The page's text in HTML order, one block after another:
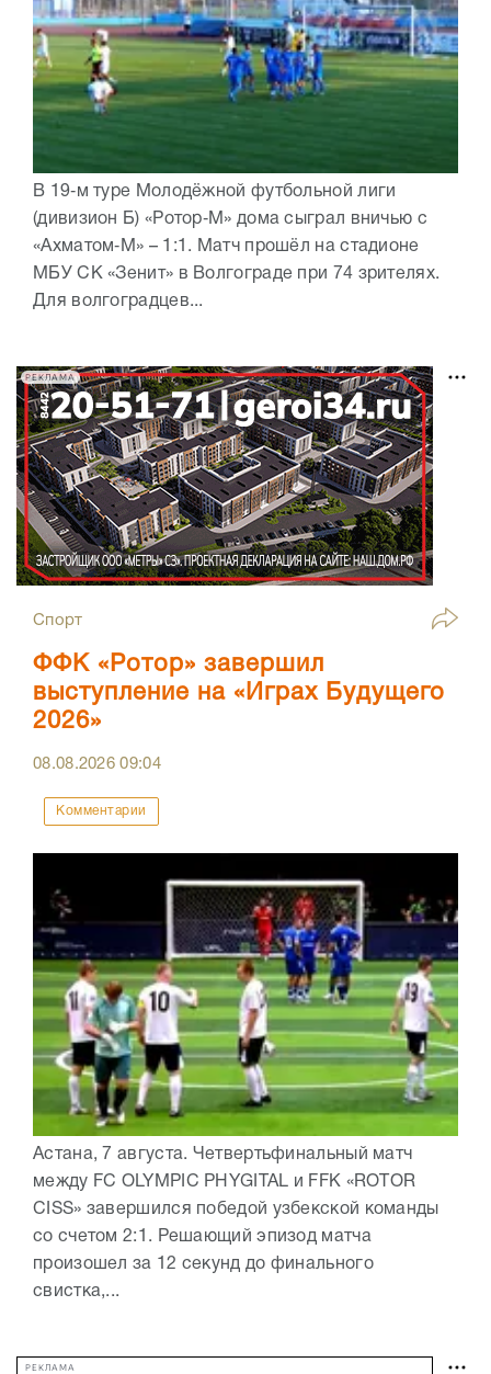
В 19‑м туре Молодёжной футбольной лиги
(дивизион Б) «Ротор‑М» дома сыграл вничью с
«Ахматом‑М» – 1:1. Матч прошёл на стадионе
МБУ СК «Зенит» в Волгограде при 74 зрителях.
Для волгоградцев...
РЕКЛАМА
Спорт
ФФК «Ротор» завершил
выступление на «Играх Будущего
2026»
08.08.202609:04
Комментарии
Астана, 7 августа. Четвертьфинальный матч
между FC OLYMPIC PHYGITAL и FFK «ROTOR
CISS» завершился победой узбекской команды
со счетом 2:1. Решающий эпизод матча
произошел за 12 секунд до финального
свистка,...
РЕКЛАМА